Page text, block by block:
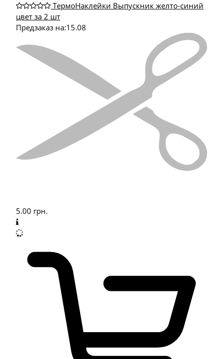
ТермоНаклейки Выпускник желто-синий
цвет за 2 шт
Предзаказ на:15.08
5.00 грн.